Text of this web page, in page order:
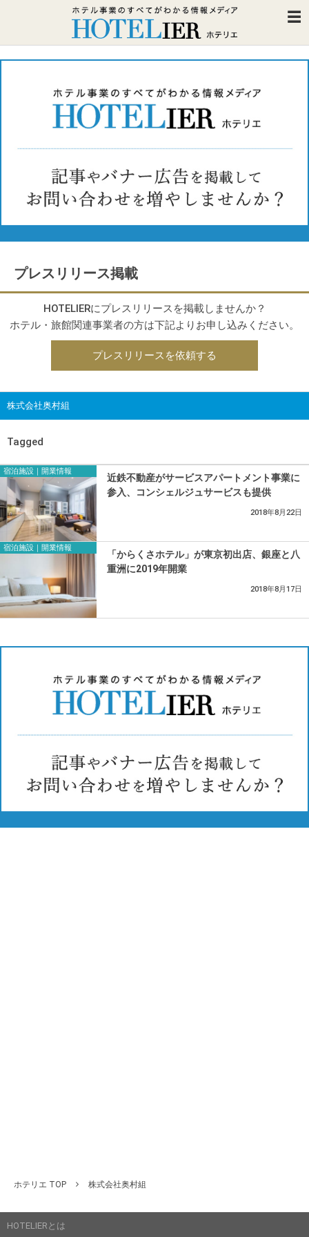
プレスリリース掲載
HOTELIERにプレスリリースを掲載しませんか？
ホテル・旅館関連事業者の方は下記よりお申し込みください。
プレスリリースを依頼する
株式会社奥村組
Tagged
宿泊施設｜開業情報
近鉄不動産がサービスアパートメント事業に
参入、コンシェルジュサービスも提供
2018年8月22日
宿泊施設｜開業情報
「からくさホテル」が東京初出店、銀座と八
重洲に2019年開業
2018年8月17日
ホテリエ TOP 株式会社奥村組
HOTELIERとは